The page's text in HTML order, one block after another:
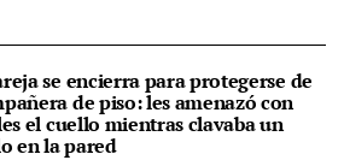
se encierra para protegerse de
de piso: les amenazó con
el cuello mientras clavaba un
en la pared